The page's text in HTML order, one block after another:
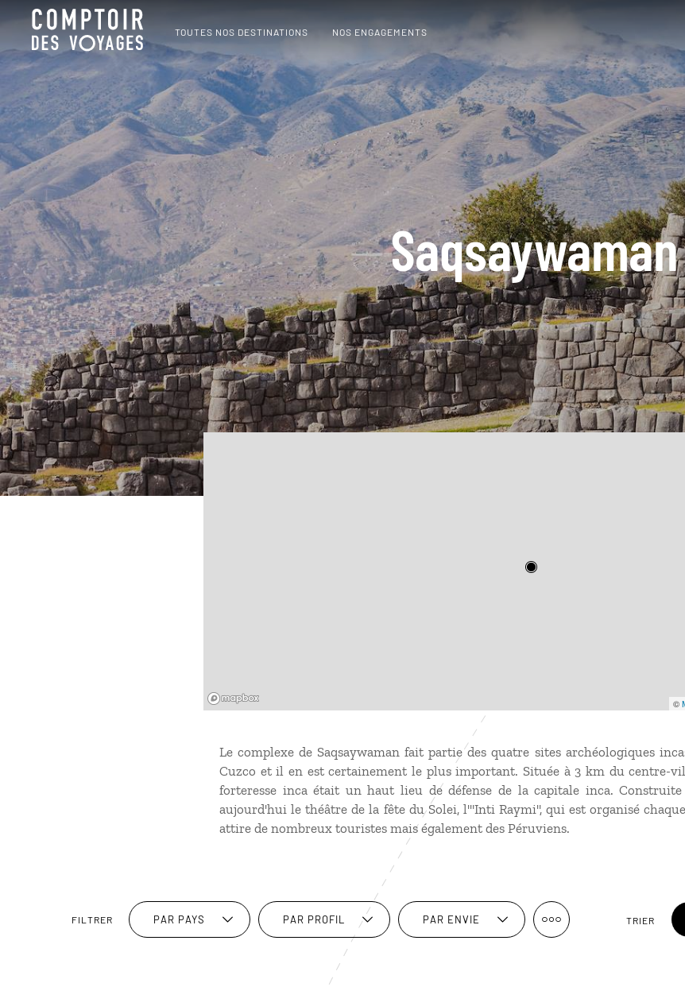
TOUTES NOS DESTINATIONS NOS ENGAGEMENTS
Saqsaywaman
©
Le complexe de Saqsaywaman fait partie des quatre sites archéologiques
Cuzco et il en est certainement le plus important. Située à 3 km du centre-
forteresse inca était un haut lieu de défense de la capitale inca.
aujourd'hui le théâtre de la fête du Solei, l'"Inti Raymi", qui est organisé
attire de nombreux touristes mais également des Péruviens.
FILTRER PAR PAYS PAR PROFIL PAR ENVIE TRIER